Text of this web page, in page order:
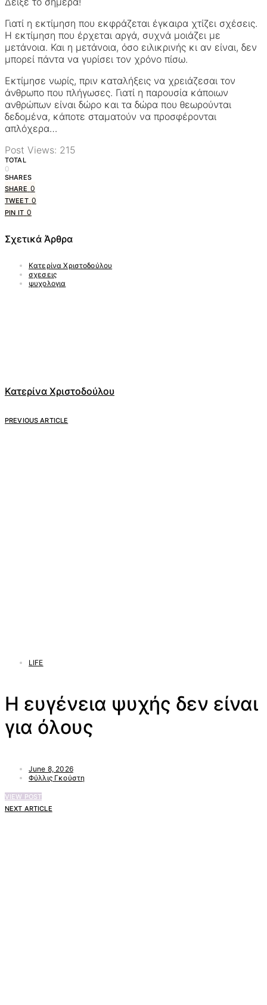
Γιατί η εκτίμηση που εκφράζεται έγκαιρα χτίζει σχέσεις.
Η εκτίμηση που έρχεται αργά, συχνά μοιάζει με
μετάνοια. Και η μετάνοια, όσο ειλικρινής κι αν είναι, δεν
μπορεί πάντα να γυρίσει τον χρόνο πίσω.
Εκτίμησε νωρίς, πριν καταλήξεις να χρειάζεσαι τον
άνθρωπο που πλήγωσες. Γιατί η παρουσία κάποιων
ανθρώπων είναι δώρο και τα δώρα που θεωρούνται
δεδομένα, κάποτε σταματούν να προσφέρονται
απλόχερα…
Post Views: 215
TOTAL
0
SHARES
SHARE 0
TWEET 0
PIN IT 0
Σχετικά Άρθρα
Κατερίνα Χριστοδούλου
σχεσεις
ψυχολογια
Κατερίνα Χριστοδούλου
PREVIOUS ARTICLE
LIFE
Η ευγένεια ψυχής δεν είναι
για όλους
June 8, 2026
Φύλλις Γκούστη
VIEW POST
NEXT ARTICLE